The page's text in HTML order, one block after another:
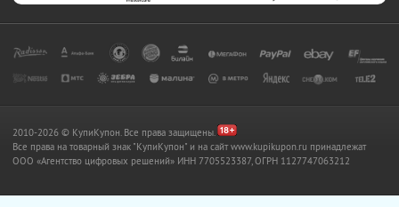
2010-2026 © КупиКупон. Все права защищены.
Все права на товарный знак "КупиКупон" и на сайт www.kupikupon.ru принадлежат
OOO «Агентство цифровых решений» ИНН 7705523387, ОГРН 1127747063212